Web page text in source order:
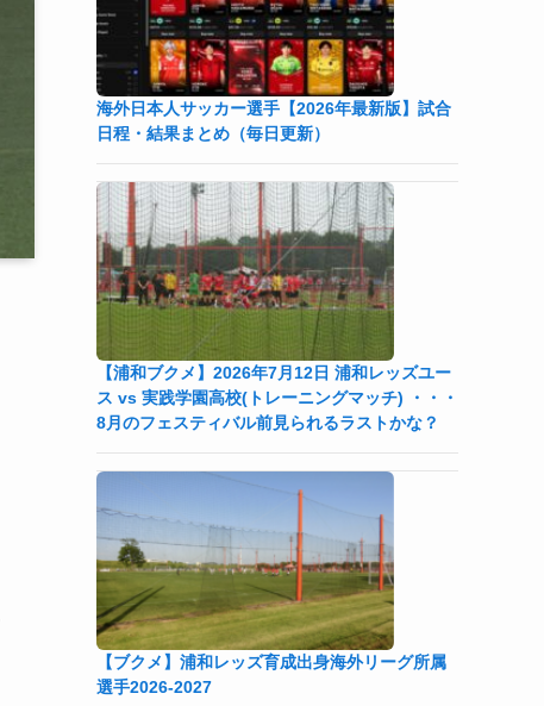
海外日本人サッカー選手【2026年最新版】試合
日程・結果まとめ（毎日更新）
【浦和ブクメ】2026年7月12日 浦和レッズユー
ス vs 実践学園高校(トレーニングマッチ) ・・・
8月のフェスティバル前見られるラストかな？
【ブクメ】浦和レッズ育成出身海外リーグ所属
選手2026-2027